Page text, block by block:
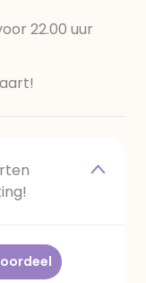
22.00 uur